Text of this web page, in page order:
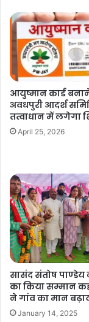
आयुष्मान कार्ड
अवधपुरी आदर्श
तत्वाधान में लगेगा
April 25, 2026
सासंद संतोष
का किया सम्मान
ने गांव का मान
January 14, 2025